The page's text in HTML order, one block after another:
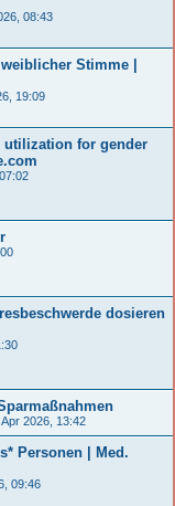
08:43
Stimme |
19:09
utilization for gender
dosieren
Apr 2026, 13:42
Personen | Med.
09:46